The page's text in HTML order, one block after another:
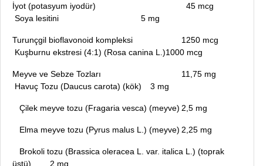
İyot (potasyum iyodür)
45 mcg
Soya lesitini
5 mg
Turunçgil bioflavonoid kompleksi
1250 mcg
Kuşburnu ekstresi (4:1) (Rosa canina L.)1000 mcg
Meyve ve Sebze Tozları
11,75 mg
Havuç Tozu (Daucus carota) (kök)
3 mg
Çilek meyve tozu (Fragaria vesca) (meyve) 2,5 mg
Elma meyve tozu (Pyrus malus L.) (meyve) 2,25 mg
Brokoli tozu (Brassica oleracea L. var. italica L.) (toprak
üstü)
2 mg